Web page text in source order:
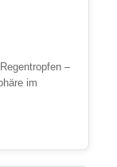
–
im